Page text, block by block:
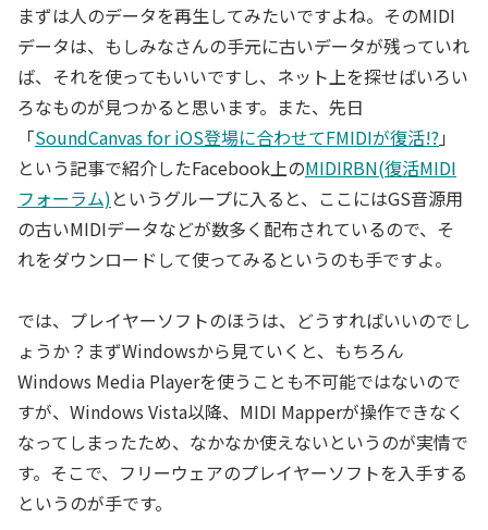
まずは人のデータを再生してみたいですよね。そのMIDI
データは、もしみなさんの手元に古いデータが残っていれ
ば、それを使ってもいいですし、ネット上を探せばいろい
ろなものが見つかると思います。また、先日
「SoundCanvas for iOS登場に合わせてFMIDIが復活!?」
という記事で紹介したFacebook上のMIDIRBN(復活MIDI
フォーラム)というグループに入ると、ここにはGS音源用
の古いMIDIデータなどが数多く配布されているので、そ
れをダウンロードして使ってみるというのも手ですよ。
では、プレイヤーソフトのほうは、どうすればいいのでし
ょうか？まずWindowsから見ていくと、もちろん
Windows Media Playerを使うことも不可能ではないので
すが、Windows Vista以降、MIDI Mapperが操作できなく
なってしまったため、なかなか使えないというのが実情で
す。そこで、フリーウェアのプレイヤーソフトを入手する
というのが手です。